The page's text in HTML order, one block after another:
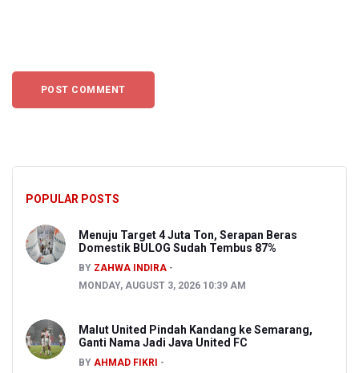
POPULAR POSTS
Menuju Target 4 Juta Ton, Serapan Beras
Domestik BULOG Sudah Tembus 87%
BY ZAHWA INDIRA
MONDAY, AUGUST 3, 2026 10:39 AM
Malut United Pindah Kandang ke Semarang,
Ganti Nama Jadi Java United FC
BY AHMAD FIKRI